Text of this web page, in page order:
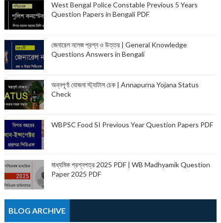
West Bengal Police Constable Previous 5 Years
Question Papers in Bengali PDF
জেনারেল নলেজ প্রশ্ন ও উত্তর | General Knowledge
Questions Answers in Bengali
অন্নপূর্ণা যোজনা স্ট্যাটাস চেক | Annapurna Yojana Status
Check
WBPSC Food SI Previous Year Question Papers PDF
মাধ্যমিক প্রশ্নপত্র 2025 PDF | WB Madhyamik Question
Paper 2025 PDF
BLOG ARCHIVE